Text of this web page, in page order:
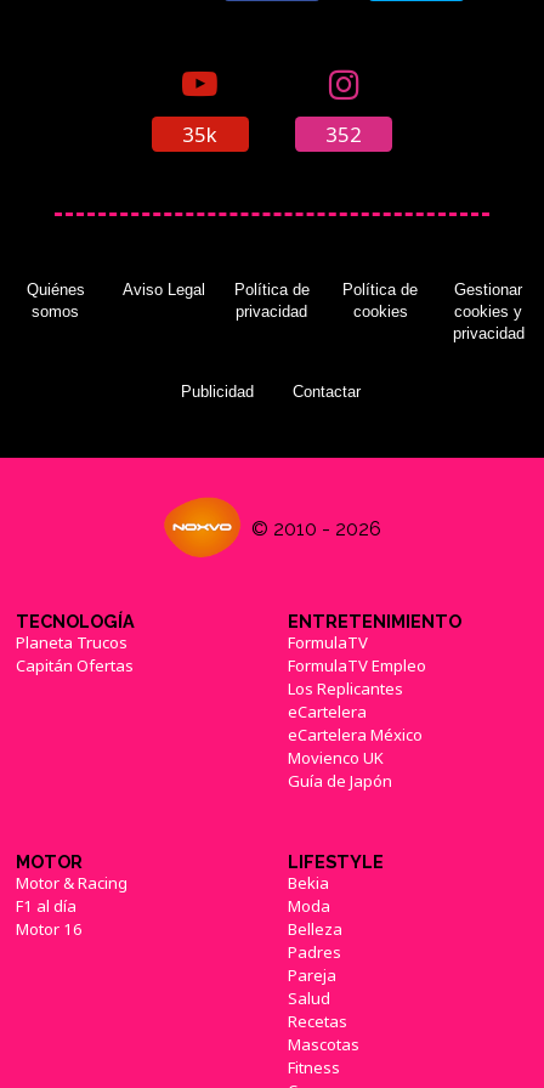
Essie volverá en la segunda temporada de
'American Gods'
Amazon cancela una serie tras el escándalo
Dimite el jefe de Amazon Studios por una
acusación de abuso sexual (18/10/2017)
35k 352
Quiénes
somos
Aviso Legal
Política de
privacidad
Política de
cookies
Gestionar
cookies y
privacidad
Publicidad Contactar
© 2010 - 2026
TECNOLOGÍA
Planeta Trucos
Capitán Ofertas
ENTRETENIMIENTO
FormulaTV
FormulaTV Empleo
Los Replicantes
eCartelera
eCartelera México
Movienco UK
Guía de Japón
MOTOR
Motor & Racing
F1 al día
Motor 16
LIFESTYLE
Bekia
Moda
Belleza
Padres
Pareja
Salud
Recetas
Mascotas
Fitness